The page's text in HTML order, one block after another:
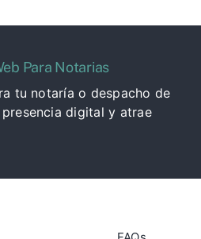
Para Notarias
tu notaría o despacho de
digital y atrae